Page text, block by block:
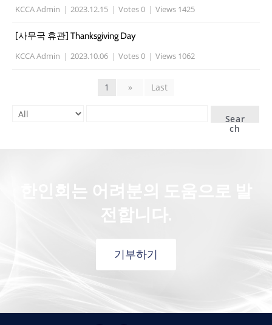
KCCA Admin | 2023.12.15 | Votes 0 | Views 1425
[사무국 휴관] Thanksgiving Day
KCCA Admin | 2023.10.06 | Votes 0 | Views 1062
1 » Last
Sear
ch
한인회는 어려분의 도움으로 발
기부하기